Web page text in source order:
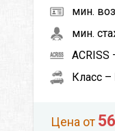
мин.
мин.
ACRISS
Класс –
Цена от 56